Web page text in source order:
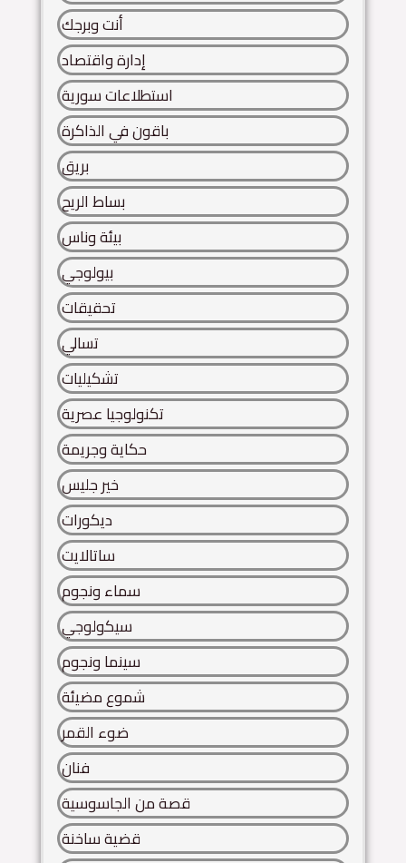
أنت وبرجك
إدارة واقتصاد
استطلاعات سورية
باقون في الذاكرة
بريق
بساط الريح
بيئة وناس
بيولوجي
تحقيقات
تسالي
تشكيليات
تكنولوجيا عصرية
حكاية وجريمة
خير جليس
ديكورات
ساتالايت
سماء ونجوم
سيكولوجي
سينما ونجوم
شموع مضيئة
ضوء القمر
فنان
قصة من الجاسوسية
قضية ساخنة